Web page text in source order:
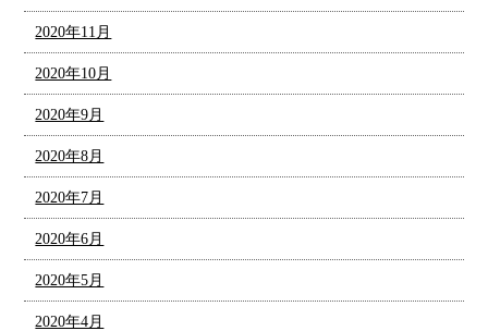
2020年11月
2020年10月
2020年9月
2020年8月
2020年7月
2020年6月
2020年5月
2020年4月